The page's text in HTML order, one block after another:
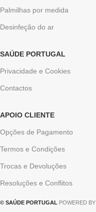
Palmilhas por medida
Desinfeção do ar
SAÚDE PORTUGAL
Privacidade e Cookies
Contactos
APOIO CLIENTE
Opções de Pagamento
Termos e Condições
Trocas e Devoluções
Resoluções e Conflitos
© SAÚDE PORTUGAL POWERED BY